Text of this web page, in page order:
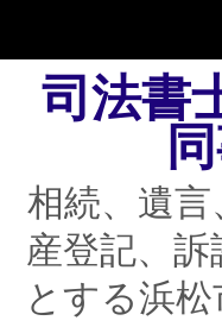
相続
不動産登記
債務整理
住宅ローン返済にお
司法書
相続、遺
産登記、
とする浜